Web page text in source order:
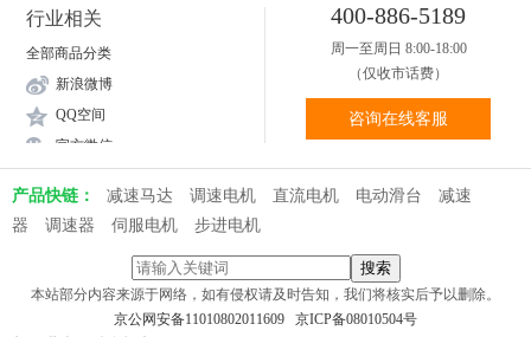
行业相关
全部商品分类
新浪微博
QQ空间
官方微信
400-886-5189
周一至周日 8:00-18:00
（仅收市话费）
咨询在线客服
产品快链： 减速马达 调速电机 直流电机 电动滑台
减速
器
调速器 伺服电机 步进电机
本站部分内容来源于网络，如有侵权请及时告知，我们将核实后予以删除。
京公网安备11010802011609 京ICP备08010504号